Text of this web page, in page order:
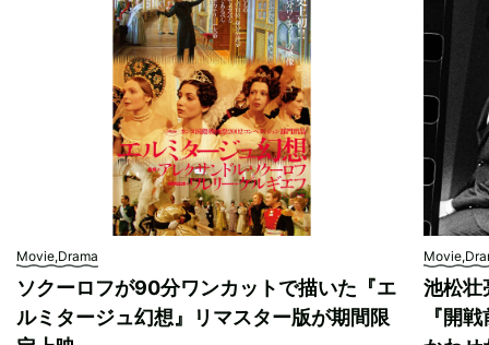
Movie,Drama
ソクーロフが90分ワンカットで描いた『エ
ルミタージュ幻想』リマスター版が期間限
池松壮
『開